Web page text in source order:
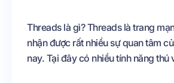
Threads là gì? Threads là trang
nhận được rất nhiều sự quan tâm
nay. Tại đây có nhiều tính năng thú